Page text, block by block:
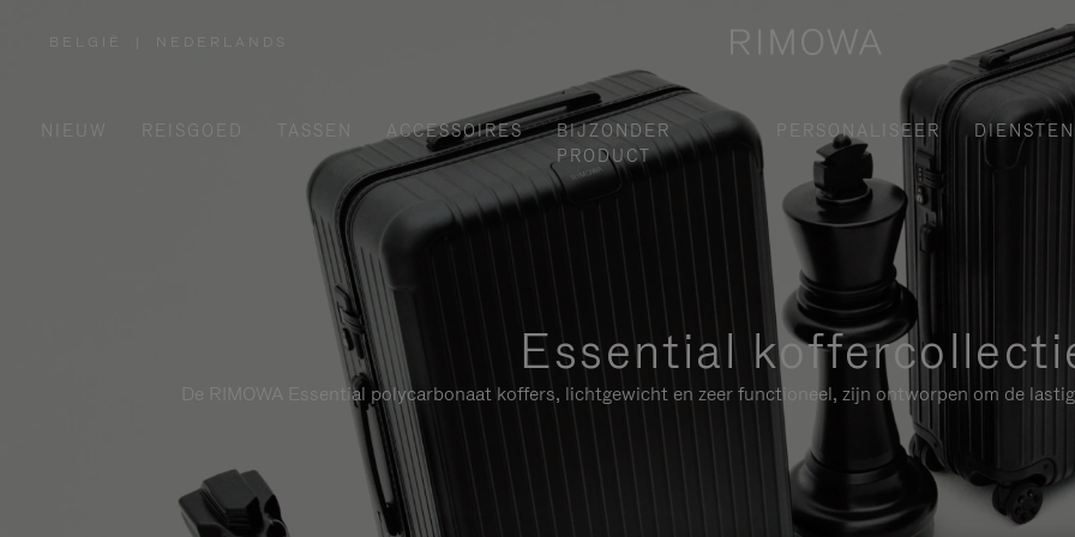
BELGIË NEDERLANDS
NIEUW REISGOED TASSEN ACCESSOIRES
BIJZONDER
PRODUCT
PERSONALISEER DIENSTEN
Essential
De RIMOWA Essential polycarbonaat koffers, lichtgewicht en zeer functioneel, zijn ontworpen om de